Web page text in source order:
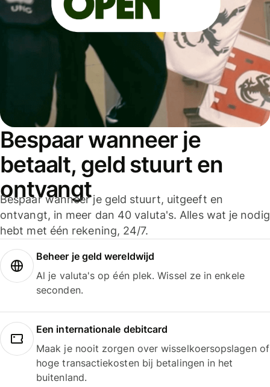
Bespaar wanneer je
betaalt, geld stuurt en
ontvangt
Bespaar wanneer je geld stuurt, uitgeeft en
ontvangt, in meer dan 40 valuta's. Alles wat je nodig
hebt met één rekening, 24/7.
Beheer je geld wereldwijd
Al je valuta's op één plek. Wissel ze in enkele
seconden.
Een internationale debitcard
Maak je nooit zorgen over wisselkoersopslagen of
hoge transactiekosten bij betalingen in het
buitenland.